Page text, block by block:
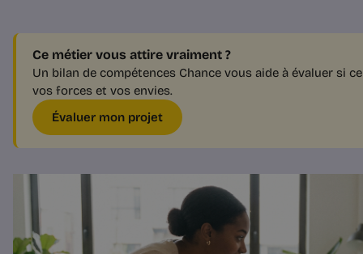
Ce métier vous attire vraiment ?
Un bilan de compétences Chance vous aide à évaluer si
vos forces et vos envies.
Évaluer mon projet